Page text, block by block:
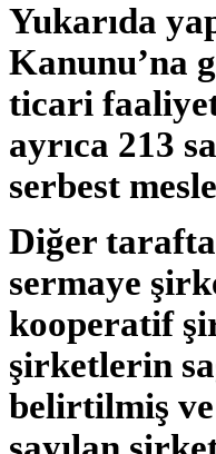
Yukarıda
Kanunu’na
ticari
ayrıca 213
serbest
Diğer
sermaye
kooperatif
şirketlerin
belirtilmiş